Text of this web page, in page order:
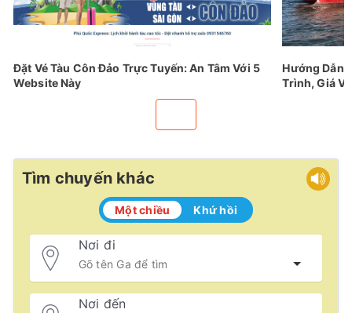
Đặt Vé Tàu Côn Đảo Trực Tuyến: An Tâm Với 5
Website Này
Hướng Dẫn
Trình, Giá Vé
Tìm chuyến khác
Một chiều Khứ hồi
Nơi đi
Nơi đến